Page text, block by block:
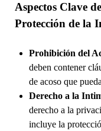
Aspectos Clave
Protección de la
Prohibición del
deben contener
de acoso que
Derecho a la
derecho a la
incluye la